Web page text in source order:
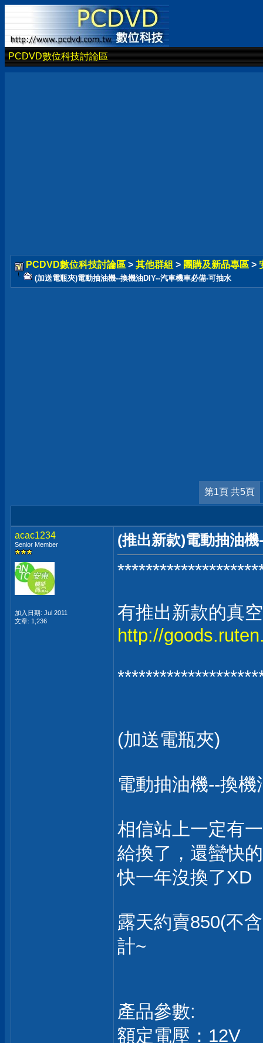
PCDVD數位科技討論區
PCDVD數位科技討論區 > 其他群組 > 團購及新品專區 >
(加送電瓶夾)電動抽油機--換機油DIY--汽車機車必備-可抽水
第1頁 共5頁
acac1234
Senior Member
加入日期: Jul 2011
文章: 1,236
(推出新款)電動抽油
有推出新款的真
http://
(加送電瓶夾)
電動抽油機--換
相信站上一定有
給換了，還蠻快
快一年沒換了XD
露天約賣850(不
計~
產品參數:
額定電壓：12V